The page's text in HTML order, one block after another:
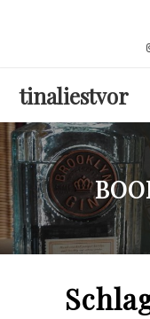
tinaliestvor